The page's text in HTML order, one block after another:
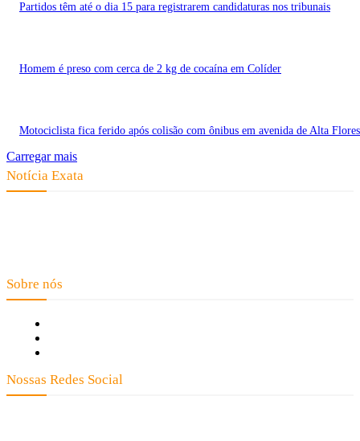
Partidos têm até o dia 15 para registrarem candidaturas nos tribunais
Homem é preso com cerca de 2 kg de cocaína em Colíder
Motociclista fica ferido após colisão com ônibus em avenida de Alta
Carregar mais
Notícia Exata
Sobre nós
Nossas Redes Social